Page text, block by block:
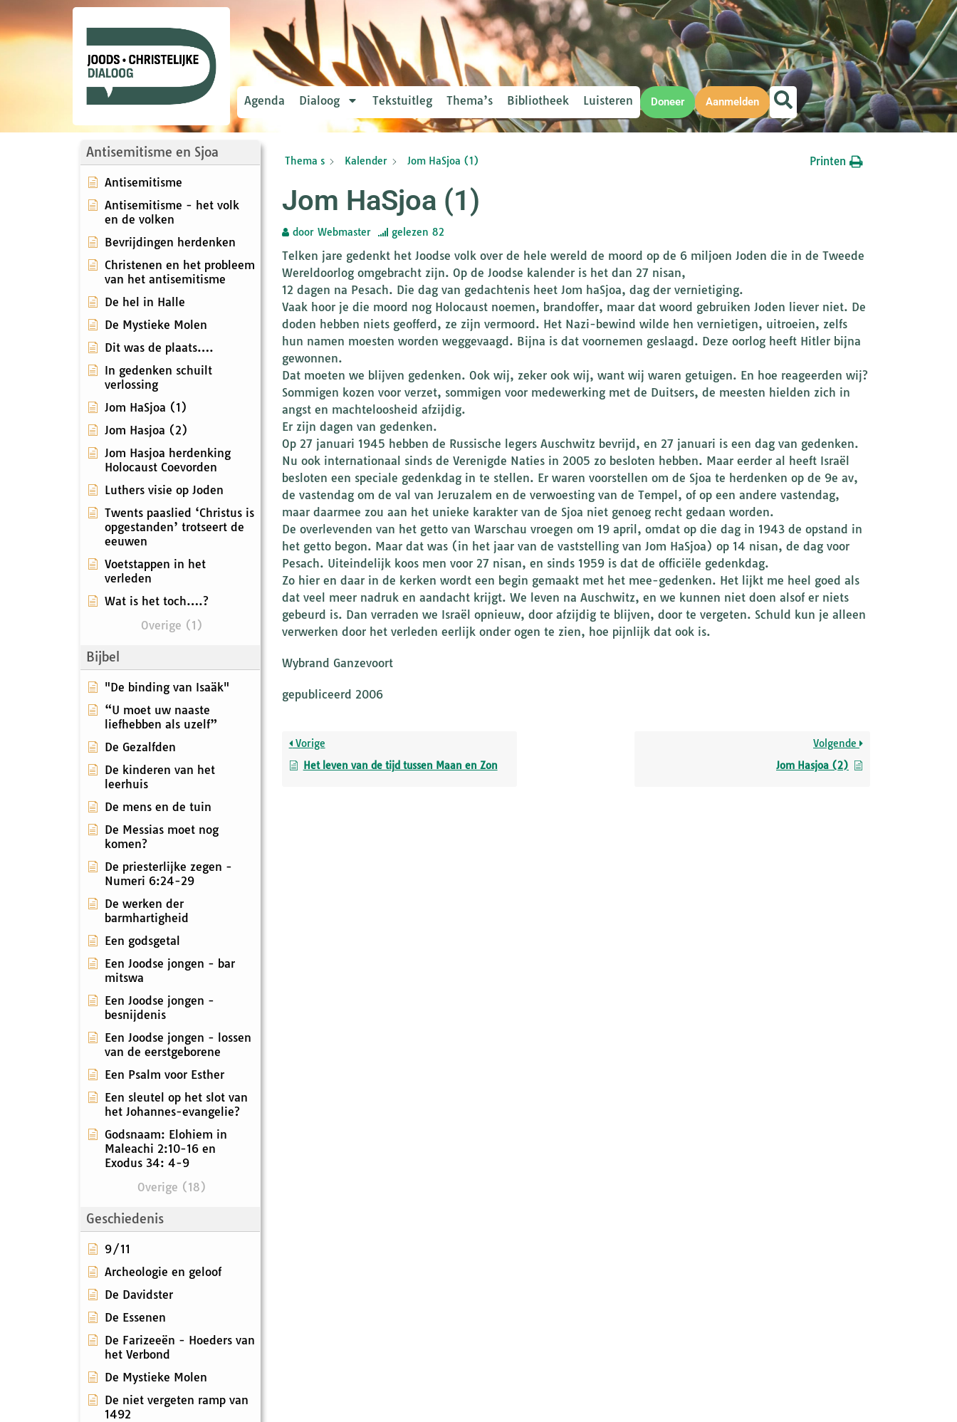
Agenda Dialoog Tekstuitleg Thema’s Bibliotheek Luisteren Doneer Aanmelden
Antisemitisme en Sjoa
Antisemitisme
Antisemitisme - het volk
en de volken
Bevrijdingen herdenken
Christenen en het probleem
van het antisemitisme
De hel in Halle
De Mystieke Molen
Dit was de plaats….
In gedenken schuilt
verlossing
Jom HaSjoa (1)
Jom Hasjoa (2)
Jom Hasjoa herdenking
Holocaust Coevorden
Luthers visie op Joden
Twents paaslied ‘Christus is
opgestanden’ trotseert de
eeuwen
Voetstappen in het
verleden
Wat is het toch….?
Overige (1)
Bijbel
"De binding van Isaäk"
“U moet uw naaste
liefhebben als uzelf”
De Gezalfden
De kinderen van het
leerhuis
De mens en de tuin
De Messias moet nog
komen?
De priesterlijke zegen -
Numeri 6:24-29
De werken der
barmhartigheid
Een godsgetal
Een Joodse jongen - bar
mitswa
Een Joodse jongen -
besnijdenis
Een Joodse jongen - lossen
van de eerstgeborene
Een Psalm voor Esther
Een sleutel op het slot van
het Johannes-evangelie?
Godsnaam: Elohiem in
Maleachi 2:10-16 en
Exodus 34: 4-9
Overige (18)
Geschiedenis
9/11
Archeologie en geloof
De Davidster
De Essenen
De Farizeeën - Hoeders van
het Verbond
De Mystieke Molen
De niet vergeten ramp van
1492
Thema s Kalender Jom HaSjoa (1) Printen
Jom HaSjoa (1)
door Webmaster gelezen 82
Telken jare gedenkt het Joodse volk over de hele wereld de moord op de 6 miljoen Joden die in de Tweede
Wereldoorlog omgebracht zijn. Op de Joodse kalender is het dan 27 nisan,
12 dagen na Pesach. Die dag van gedachtenis heet Jom haSjoa, dag der vernietiging.
Vaak hoor je die moord nog Holocaust noemen, brandoffer, maar dat woord gebruiken Joden liever niet. De
doden hebben niets geofferd, ze zijn vermoord. Het Nazi-bewind wilde hen vernietigen, uitroeien, zelfs
hun namen moesten worden weggevaagd. Bijna is dat voornemen geslaagd. Deze oorlog heeft Hitler bijna
gewonnen.
Dat moeten we blijven gedenken. Ook wij, zeker ook wij, want wij waren getuigen. En hoe reageerden wij?
Sommigen kozen voor verzet, sommigen voor medewerking met de Duitsers, de meesten hielden zich in
angst en machteloosheid afzijdig.
Er zijn dagen van gedenken.
Op 27 januari 1945 hebben de Russische legers Auschwitz bevrijd, en 27 januari is een dag van gedenken.
Nu ook internationaal sinds de Verenigde Naties in 2005 zo besloten hebben. Maar eerder al heeft Israël
besloten een speciale gedenkdag in te stellen. Er waren voorstellen om de Sjoa te herdenken op de 9e av,
de vastendag om de val van Jeruzalem en de verwoesting van de Tempel, of op een andere vastendag,
maar daarmee zou aan het unieke karakter van de Sjoa niet genoeg recht gedaan worden.
De overlevenden van het getto van Warschau vroegen om 19 april, omdat op die dag in 1943 de opstand in
het getto begon. Maar dat was (in het jaar van de vaststelling van Jom HaSjoa) op 14 nisan, de dag voor
Pesach. Uiteindelijk koos men voor 27 nisan, en sinds 1959 is dat de officiële gedenkdag.
Zo hier en daar in de kerken wordt een begin gemaakt met het mee-gedenken. Het lijkt me heel goed als
dat veel meer nadruk en aandacht krijgt. We leven na Auschwitz, en we kunnen niet doen alsof er niets
gebeurd is. Dan verraden we Israël opnieuw, door afzijdig te blijven, door te vergeten. Schuld kun je alleen
verwerken door het verleden eerlijk onder ogen te zien, hoe pijnlijk dat ook is.
Wybrand Ganzevoort
gepubliceerd 2006
Vorige
Het leven van de tijd tussen Maan en Zon
Volgende
Jom Hasjoa (2)